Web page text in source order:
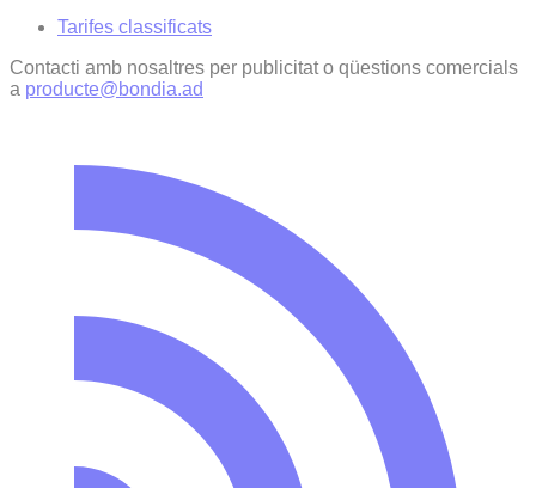
Tarifes classificats
Contacti amb nosaltres per publicitat o qüestions comercials
a producte@bondia.ad